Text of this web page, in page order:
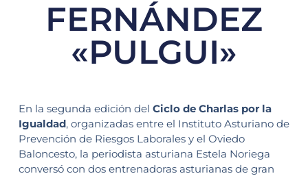
FERNÁNDEZ
«PULGUI»
En la segunda edición del Ciclo de Charlas por la
Igualdad, organizadas entre el Instituto Asturiano de
Prevención de Riesgos Laborales y el Oviedo
Baloncesto, la periodista asturiana Estela Noriega
conversó con dos entrenadoras asturianas de gran